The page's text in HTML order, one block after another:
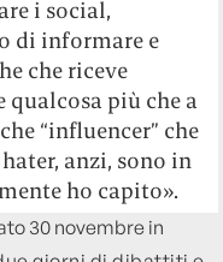
i social,
di informare e
che riceve
qualcosa più che a
“influencer” che
anzi, sono in
ho capito».
30 novembre in